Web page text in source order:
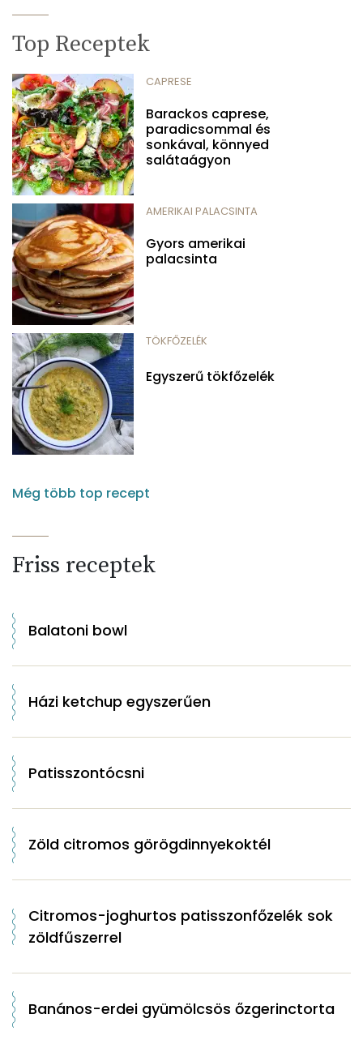
Top Receptek
CAPRESE
Barackos caprese,
paradicsommal és
sonkával, könnyed
salátaágyon
AMERIKAI PALACSINTA
Gyors amerikai
palacsinta
TÖKFŐZELÉK
Egyszerű tökfőzelék
Még több top recept
Friss receptek
Balatoni bowl
Házi ketchup egyszerűen
Patisszontócsni
Zöld citromos görögdinnyekoktél
Citromos-joghurtos patisszonfőzelék sok
zöldfűszerrel
Banános-erdei gyümölcsös őzgerinctorta